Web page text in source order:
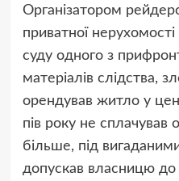
Організатором
приватної
суду одного з
матеріалів слідства,
орендував житло у
пів року не сплачував
більше, під
допускав власницю до